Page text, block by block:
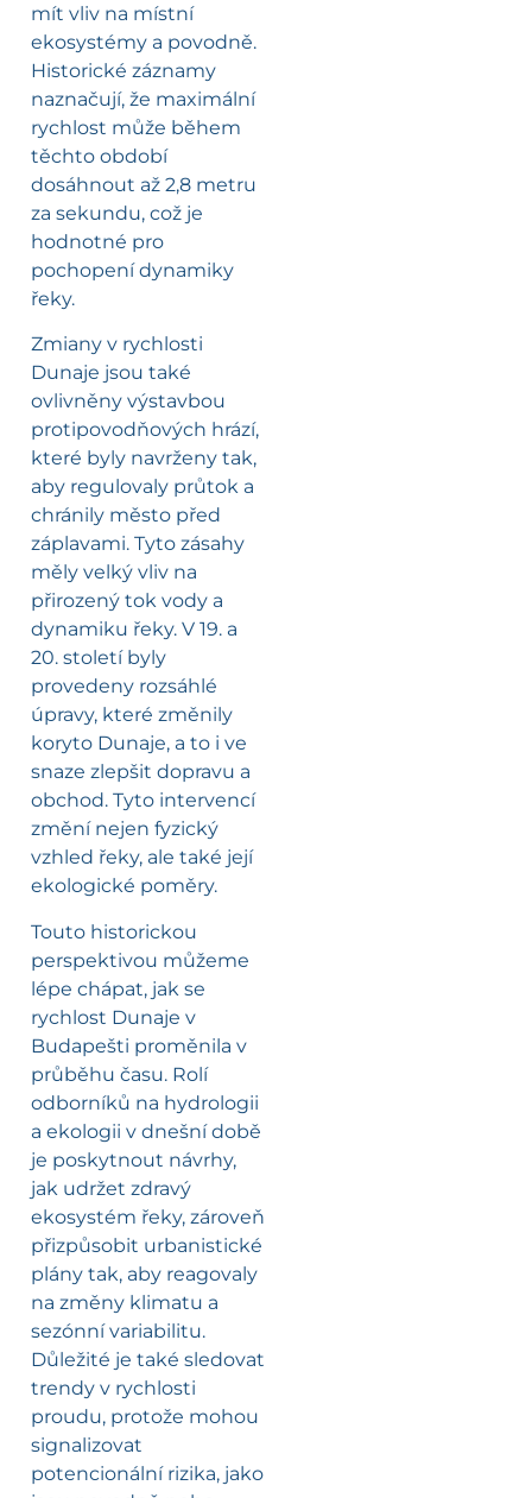
mít vliv na místní
ekosystémy a povodně.
Historické záznamy
naznačují, že maximální
rychlost může během
těchto období
dosáhnout až 2,8 metru
za sekundu, což je
hodnotné pro
pochopení dynamiky
řeky.
Zmiany v rychlosti
Dunaje jsou také
ovlivněny výstavbou
protipovodňových hrází,
které byly navrženy tak,
aby regulovaly průtok a
chránily město před
záplavami. Tyto zásahy
měly velký vliv na
přirozený tok vody a
dynamiku řeky. V 19. a
20. století byly
provedeny rozsáhlé
úpravy, které změnily
koryto Dunaje, a to i ve
snaze zlepšit dopravu a
obchod. Tyto intervencí
změní nejen fyzický
vzhled řeky, ale také její
ekologické poměry.
Touto historickou
perspektivou můžeme
lépe chápat, jak se
rychlost Dunaje v
Budapešti proměnila v
průběhu času. Rolí
odborníků na hydrologii
a ekologii v dnešní době
je poskytnout návrhy,
jak udržet zdravý
ekosystém řeky, zároveň
přizpůsobit urbanistické
plány tak, aby reagovaly
na změny klimatu a
sezónní variabilitu.
Důležité je také sledovat
trendy v rychlosti
proudu, protože mohou
signalizovat
potencionální rizika, jako